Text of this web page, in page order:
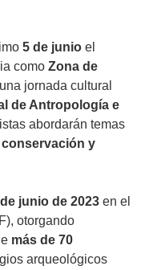
5 de junio el
como Zona de
jornada cultural
de Antropología e
abordarán temas
y
junio de 2023 en el
otorgando
más de 70
arqueológicos